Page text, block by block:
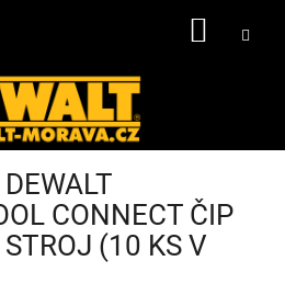
CONNECT ČIP
(10 KS V